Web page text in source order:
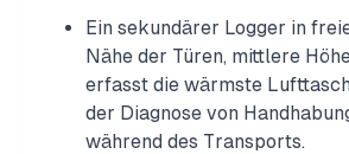
Ein sekundärer Logger in
Nähe der Türen, mittlere
erfasst die wärmste
der Diagnose von
während des Transports.